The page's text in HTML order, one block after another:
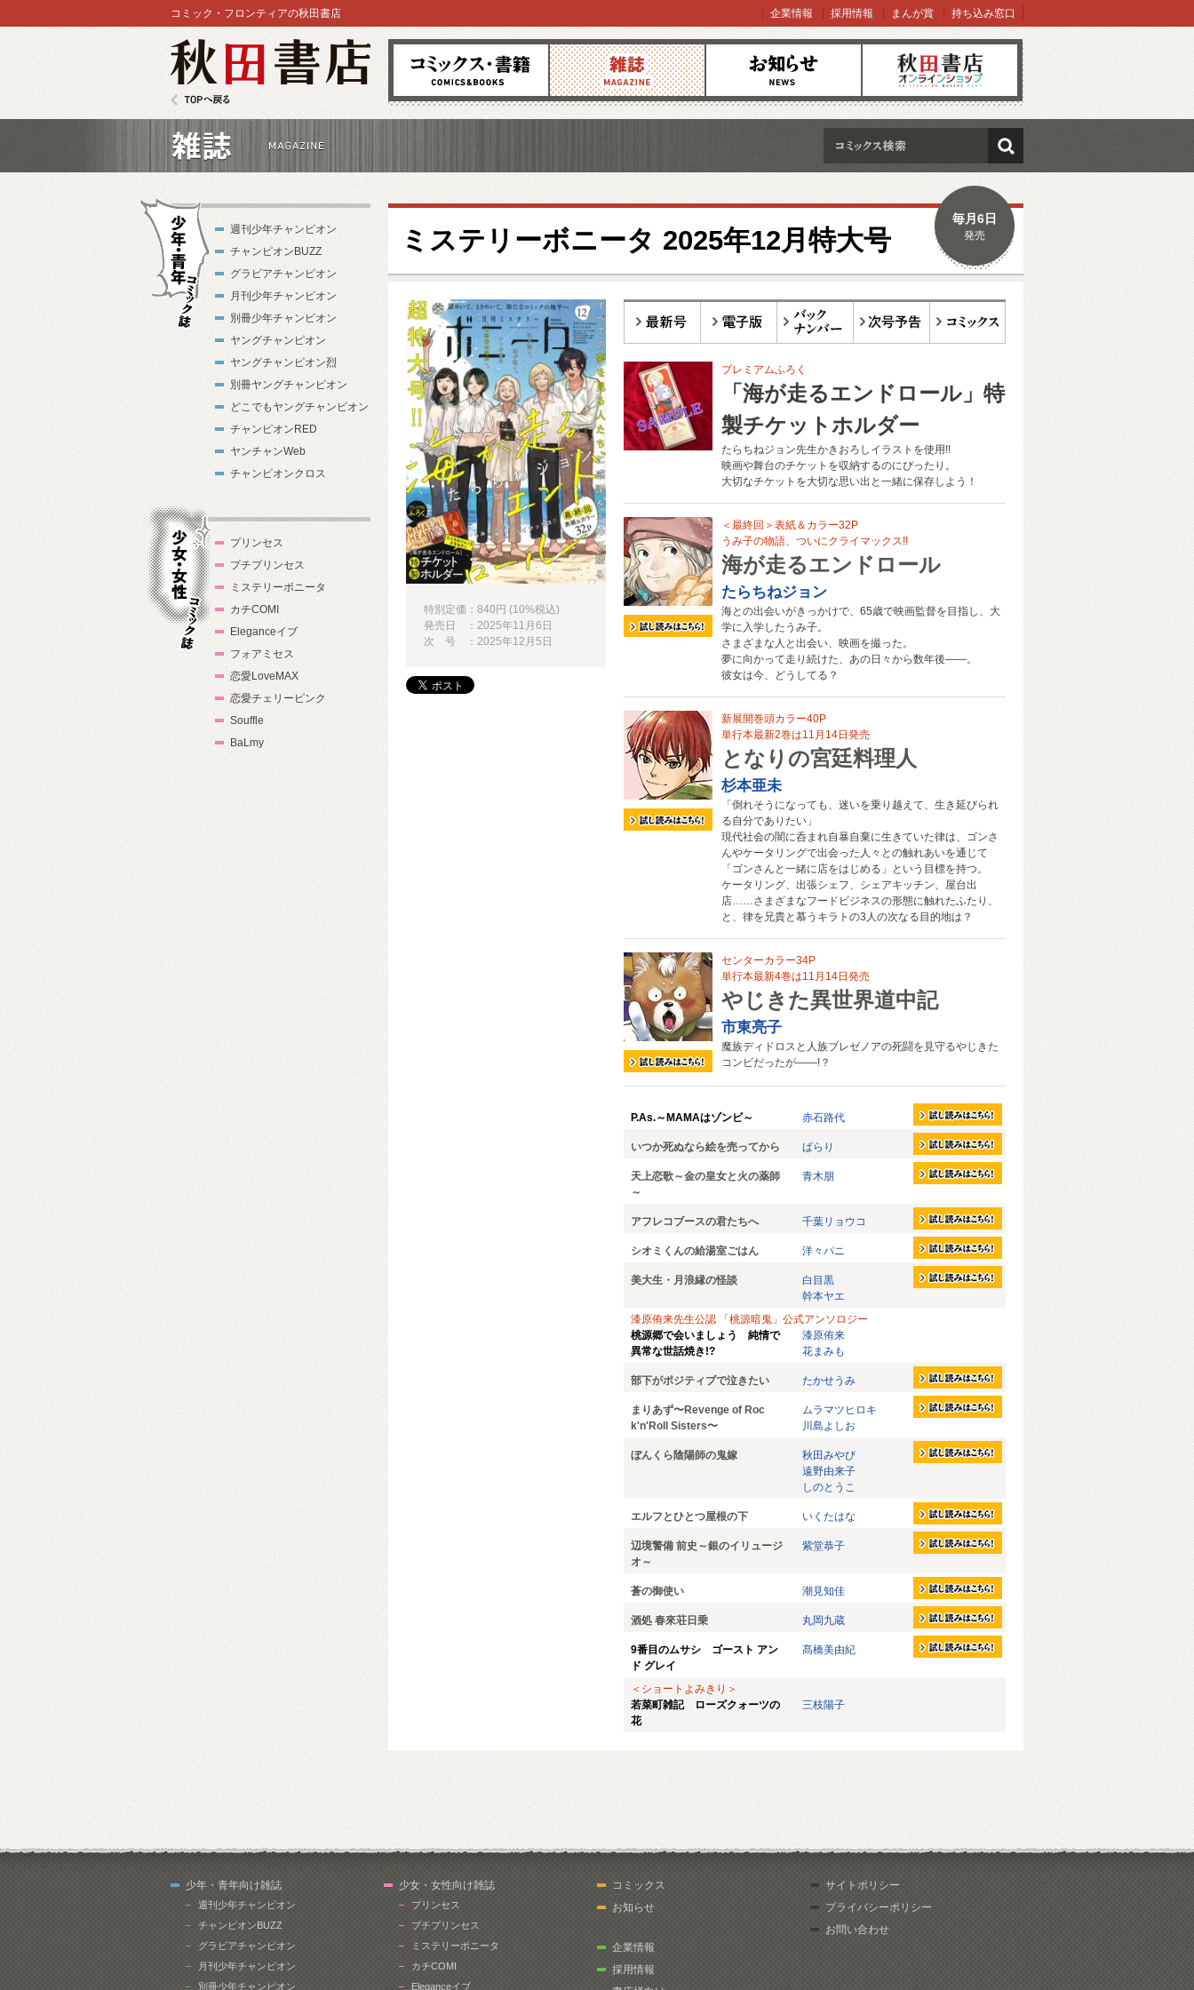
コミックス 雑誌 お知らせ オンラインショップ
コミック・フロンティアの秋田書店 企業情報 採用情報 まんが賞 持ち込み窓口
検索
ミステリーボニータ 2025年12月特大号
毎月6日
発売
プレミアムふろく
「海が走るエンドロール」特
製チケットホルダー
たらちねジョン先生かきおろしイラストを使用!!
映画や舞台のチケットを収納するのにぴったり。
大切なチケットを大切な思い出と一緒に保存しよう！
＜最終回＞表紙＆カラー32P
うみ子の物語、ついにクライマックス!!
海が走るエンドロール
たらちねジョン
海との出会いがきっかけで、65歳で映画監督を目指し、大
学に入学したうみ子。
さまざまな人と出会い、映画を撮った。
夢に向かって走り続けた、あの日々から数年後――。
彼女は今、どうしてる？
新展開巻頭カラー40P
単行本最新2巻は11月14日発売
となりの宮廷料理人
杉本亜未
「倒れそうになっても、迷いを乗り越えて、生き延びられ
る自分でありたい」
現代社会の闇に呑まれ自暴自棄に生きていた律は、ゴンさ
んやケータリングで出会った人々との触れあいを通じて
「ゴンさんと一緒に店をはじめる」という目標を持つ。
ケータリング、出張シェフ、シェアキッチン、屋台出
店……さまざまなフードビジネスの形態に触れたふたり、
と、律を兄貴と慕うキラトの3人の次なる目的地は？
センターカラー34P
単行本最新4巻は11月14日発売
やじきた異世界道中記
市東亮子
魔族ディドロスと人族ブレゼノアの死闘を見守るやじきた
コンビだったが――!？
P.As.～MAMAはゾンビ～ 赤石路代
いつか死ぬなら絵を売ってから ぱらり
天上恋歌～金の皇女と火の薬師
～
青木朋
アフレコブースの君たちへ 千葉リョウコ
シオミくんの給湯室ごはん 洋々パニ
美大生・月浪縁の怪談
白目黒
幹本ヤエ
漆原侑来先生公認 「桃源暗鬼」公式アンソロジー
桃源郷で会いましょう 純情で
異常な世話焼き!?
漆原侑来
花まみも
部下がポジティブで泣きたい たかせうみ
まりあず〜Revenge of Roc
k'n'Roll Sisters〜
ムラマツヒロキ
川島よしお
ぼんくら陰陽師の鬼嫁
秋田みやび
遠野由来子
しのとうこ
エルフとひとつ屋根の下 いくたはな
辺境警備 前史～銀のイリュージ
オ～
紫堂恭子
蒼の御使い 潮見知佳
酒処 春來荘日乗 丸岡九蔵
9番目のムサシ ゴースト アン
ド グレイ
髙橋美由紀
＜ショートよみきり＞
若菜町雑記 ローズクォーツの
花
三枝陽子
特別定価：840円 (10%税込)
発売日 ：2025年11月6日
次 号 ：2025年12月5日
週刊少年チャンピオン
チャンピオンBUZZ
グラビアチャンピオン
月刊少年チャンピオン
別冊少年チャンピオン
ヤングチャンピオン
ヤングチャンピオン烈
別冊ヤングチャンピオン
どこでもヤングチャンピオン
チャンピオンRED
ヤンチャンWeb
チャンピオンクロス
プリンセス
プチプリンセス
ミステリーボニータ
カチCOMI
Eleganceイブ
フォアミセス
恋愛LoveMAX
恋愛チェリーピンク
Souffle
BaLmy
少年・青年向け雑誌
週刊少年チャンピオン
チャンピオンBUZZ
グラビアチャンピオン
月刊少年チャンピオン
別冊少年チャンピオン
少女・女性向け雑誌
プリンセス
プチプリンセス
ミステリーボニータ
カチCOMI
Eleganceイブ
コミックス
お知らせ
企業情報
採用情報
サイトポリシー
プライバシーポリシー
お問い合わせ